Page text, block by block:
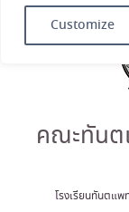
Customize
ประกา
ในโครงก
ตน ค้นหา
ประกา
มหาวิทย
การสอบ
ราชการ (
ประมวล
Dent
คณะทันต
โรงเรียนทันตแ